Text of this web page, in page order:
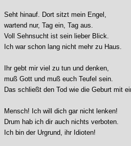
Seht hinauf. Dort sitzt mein Engel,
wartend nur, Tag ein, Tag aus.
Voll Sehnsucht ist sein lieber Blick.
Ich war schon lang nicht mehr zu Haus.
Ihr gebt mir viel zu tun und denken,
muß Gott und muß euch Teufel sein.
Das schließt den Tod wie die Geburt mit
Mensch! Ich will dich gar nicht lenken!
Drum hab ich dir auch nichts verboten.
Ich bin der Urgrund, ihr Idioten!